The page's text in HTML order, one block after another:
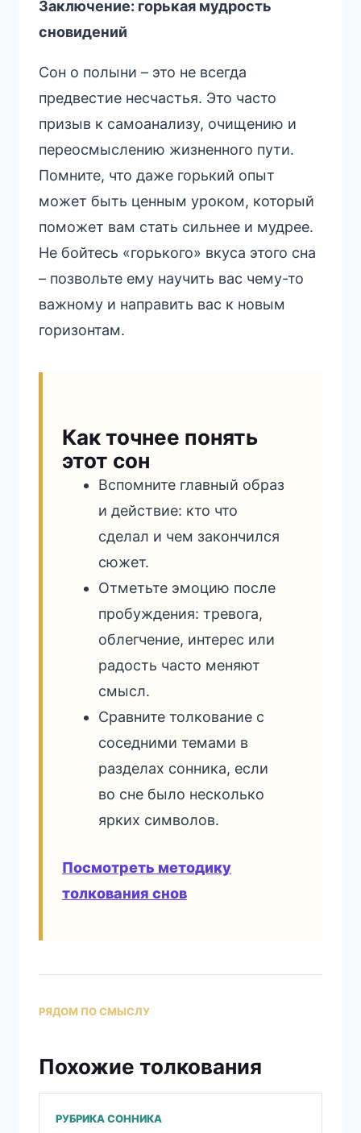
Заключение: горькая мудрость
сновидений
Сон о полыни – это не всегда
предвестие несчастья. Это часто
призыв к самоанализу, очищению и
переосмыслению жизненного пути.
Помните, что даже горький опыт
может быть ценным уроком, который
поможет вам стать сильнее и мудрее.
Не бойтесь «горького» вкуса этого сна
– позвольте ему научить вас чему-то
важному и направить вас к новым
горизонтам.
Как точнее понять
этот сон
Вспомните главный образ
и действие: кто что
сделал и чем закончился
сюжет.
Отметьте эмоцию после
пробуждения: тревога,
облегчение, интерес или
радость часто меняют
смысл.
Сравните толкование с
соседними темами в
разделах сонника, если
во сне было несколько
ярких символов.
Посмотреть методику
толкования снов
РЯДОМ ПО СМЫСЛУ
Похожие толкования
РУБРИКА СОННИКА